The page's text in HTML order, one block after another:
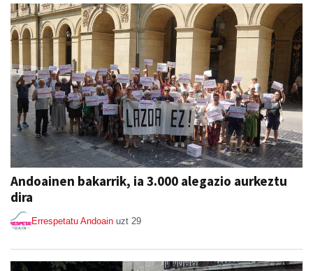
Andoainen bakarrik, ia 3.000 alegazio aurkeztu
dira
Errespetatu Andoain uzt 29